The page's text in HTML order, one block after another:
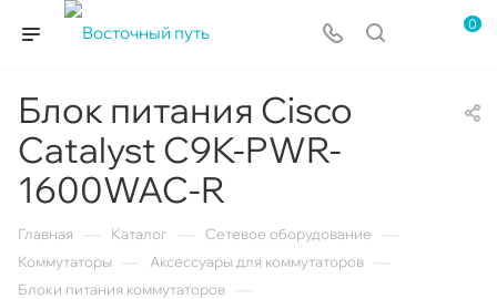
0
Блок питания Cisco
Catalyst C9K-PWR-
1600WAC-R
Главная Каталог Сетевое оборудование
Коммутаторы Аксессуары для коммутаторов
Блоки питания коммутаторов